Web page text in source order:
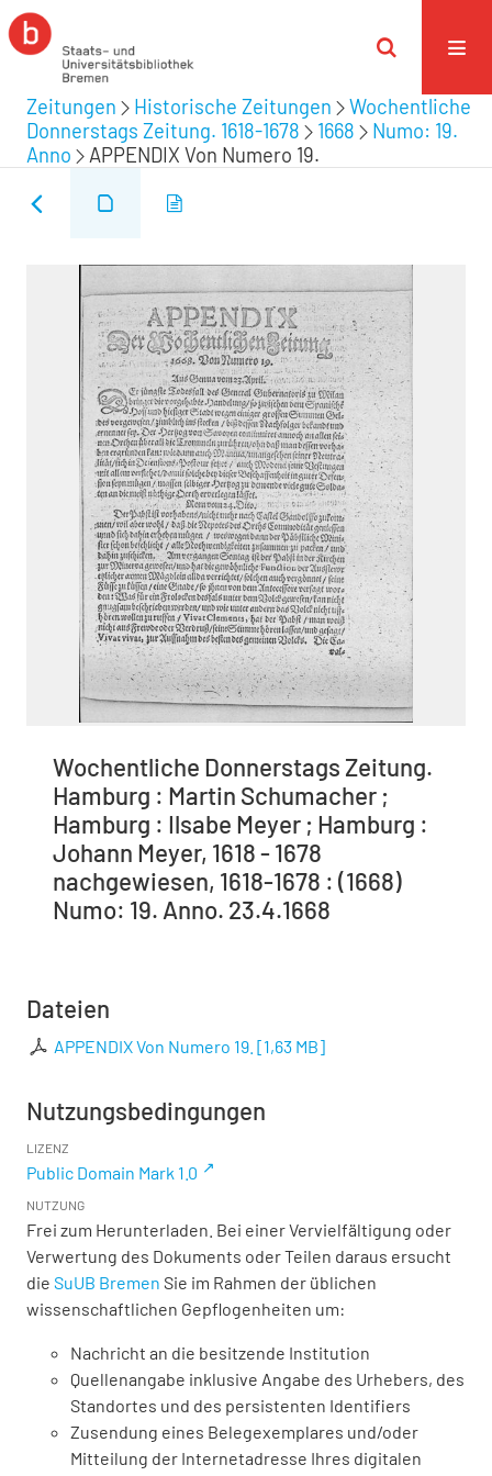
Zeitungen Historische Zeitungen
Wochentliche
Donnerstags Zeitung. 1618-1678
1668
Numo: 19.
Anno
APPENDIX Von Numero 19.
Wochentliche Donnerstags Zeitung.
Hamburg : Martin Schumacher ;
Hamburg : Ilsabe Meyer ; Hamburg :
Johann Meyer, 1618 - 1678
nachgewiesen, 1618-1678 : (1668)
Numo: 19. Anno. 23.4.1668
Dateien
APPENDIX Von Numero 19. [1,63 MB]
Nutzungsbedingungen
LIZENZ
Public Domain Mark 1.0
NUTZUNG
Frei zum Herunterladen. Bei einer Vervielfältigung oder
Verwertung des Dokuments oder Teilen daraus ersucht
die SuUB Bremen Sie im Rahmen der üblichen
wissenschaftlichen Gepflogenheiten um:
Nachricht an die besitzende Institution
Quellenangabe inklusive Angabe des Urhebers, des
Standortes und des persistenten Identifiers
Zusendung eines Belegexemplares und/oder
Mitteilung der Internetadresse Ihres digitalen